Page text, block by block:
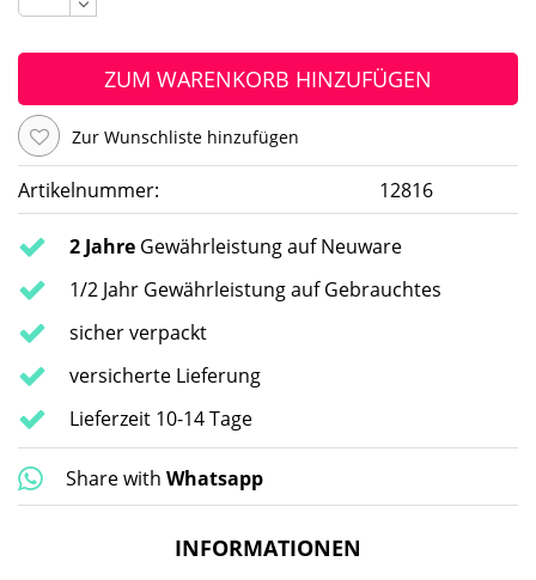
ZUM WARENKORB HINZUFÜGEN
Zur Wunschliste hinzufügen
Artikelnummer: 12816
2 Jahre Gewährleistung auf Neuware
1/2 Jahr Gewährleistung auf Gebrauchtes
sicher verpackt
versicherte Lieferung
Lieferzeit 10-14 Tage
Share with Whatsapp
INFORMATIONEN